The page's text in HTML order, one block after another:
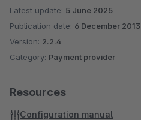
Latest update: 5 June 2025
Publication date: 6 December 2013
Version: 2.2.4
Category: Payment provider
Resources
Configuration manual